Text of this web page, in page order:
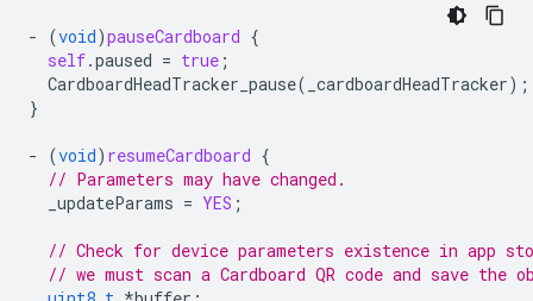
- (void)pauseCardboard {
self.paused = true ;
CardboardHeadTracker_pause( _cardboardHeadTracker);
}
- (void) resumeCardboard {
// Parameters may have changed.
_updateParams = YES ;
// Check for device parameters existence in app
// we must scan a Cardboard QR code and save the